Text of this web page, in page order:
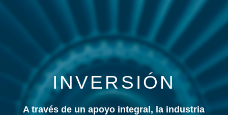
INVERSIÓN
A través de un apoyo integral, la industria